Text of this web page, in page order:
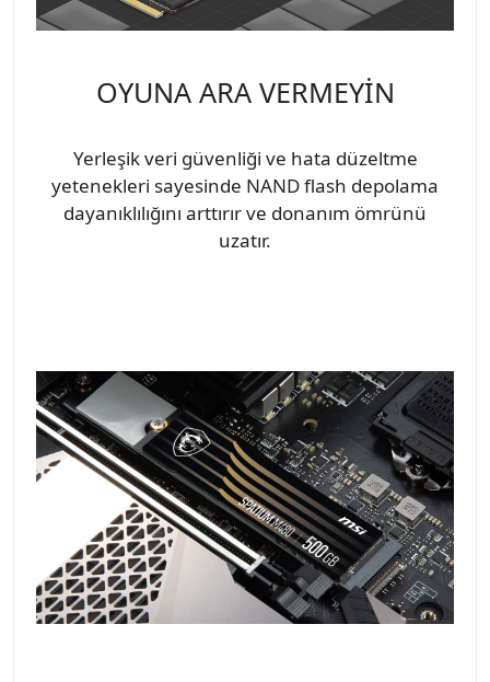
OYUNA ARA VERMEYİN
Yerleşik veri güvenliği ve hata düzeltme
yetenekleri sayesinde NAND flash depolama
dayanıklılığını arttırır ve donanım ömrünü
uzatır.